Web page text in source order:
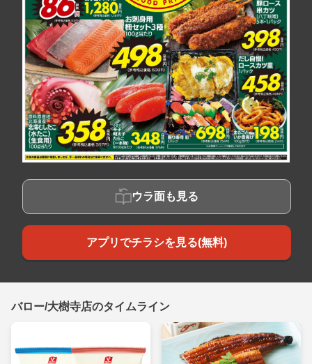
ウラ面も見る
アプリでチラシを見る(無料)
バロー/大樹寺店のタイムライン